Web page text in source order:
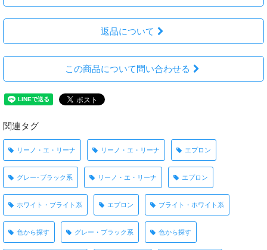
返品について
この商品について問い合わせる
関連タグ
リーノ・エ・リーナ リーノ・エ・リーナ エプロン
グレー･ブラック系 リーノ・エ・リーナ エプロン
ホワイト・ブライト系 エプロン ブライト・ホワイト系
色から探す グレー・ブラック系 色から探す